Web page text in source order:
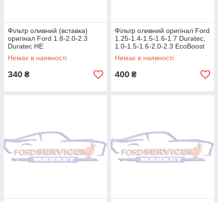
Фільтр оливний (вставка)
оригінал Ford 1.8-2.0-2.3
Duratec HE
Немає в наявності
340 ₴
Фільтр оливний оригінал Ford
1.25-1.4-1.5-1.6-1.7 Duratec,
1.0-1.5-1.6-2.0-2.3 EcoBoost
Немає в наявності
400 ₴